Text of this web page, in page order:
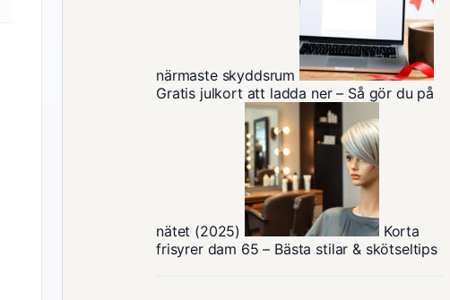
närmaste skyddsrum
Gratis julkort att ladda ner – Så gör du på
nätet (2025)
Korta
frisyrer dam 65 – Bästa stilar & skötseltips